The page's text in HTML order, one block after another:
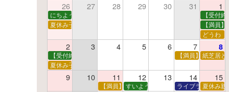
26 27 28 29 30 31 1
にちようえほん
【受付
夏休み子ども映画会
【満員
どうわ
2 3 4 5 6 7 8
【受付終了】親子で挑戦！調べ学習ワークショップ【満員】夏休み科
紙芝居と
夏休み子ども平和映画会
9 10 11 12 13 14 15
【満員】夏休みおはなし工作会
すいようえほん ライブラリーシア
夏休み親